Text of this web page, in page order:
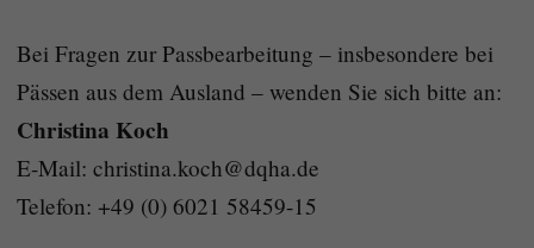
Bei Fragen zur Passbearbeitung – insbesondere bei
Pässen aus dem Ausland – wenden Sie sich bitte an:
Christina Koch
E-Mail: christina.koch@dqha.de
Telefon: +49 (0) 6021 58459-15